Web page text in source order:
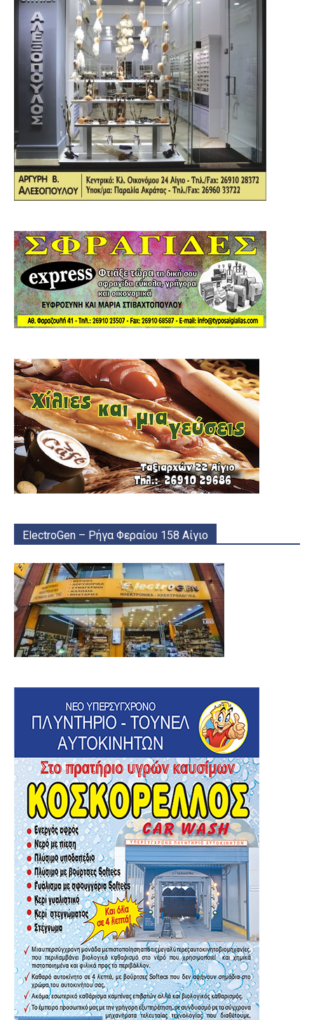
ElectroGen – Ρήγα Φεραίου 158 Αίγιο